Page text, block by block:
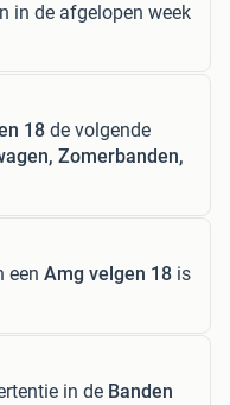
in de afgelopen week
18 de volgende
Zomerbanden,
een Amg velgen 18 is
in de Banden